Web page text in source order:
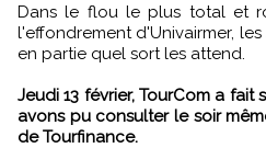
Dans le flou le plus total et
l'effondrement d'Univairmer, les
en partie quel sort les attend.
Jeudi 13 février, TourCom a fait
avons pu consulter le soir
de Tourfinance.